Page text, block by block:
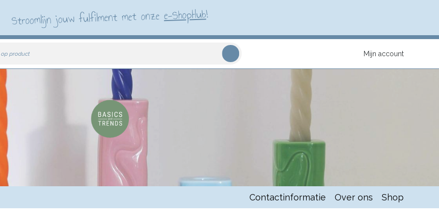
Stroomlijn jouw fulfilment met onzee-ShopHub!
op product Mijn account
Contactinformatie Over ons Shop